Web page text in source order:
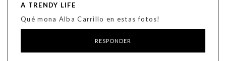
A TRENDY LIFE
Qué mona Alba Carrillo en estas fotos!
RESPONDER